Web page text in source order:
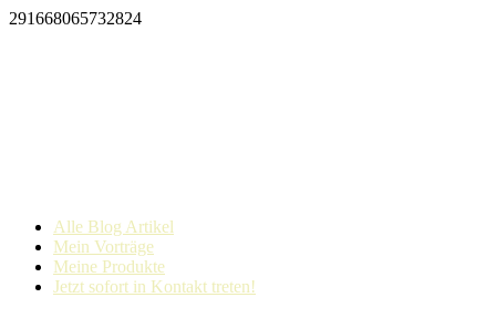
291668065732824
Alle Blog Artikel
Mein Vorträge
Meine Produkte
Jetzt sofort in Kontakt treten!